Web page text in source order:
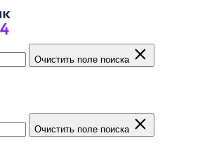
Очистить поле поиска
Очистить поле поиска